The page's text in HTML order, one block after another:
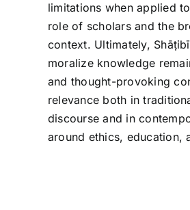
limitations when applied
role of scholars and the
context. Ultimately,
moralize knowledge
and thought-provoking
relevance both in
discourse and in
around ethics, education,